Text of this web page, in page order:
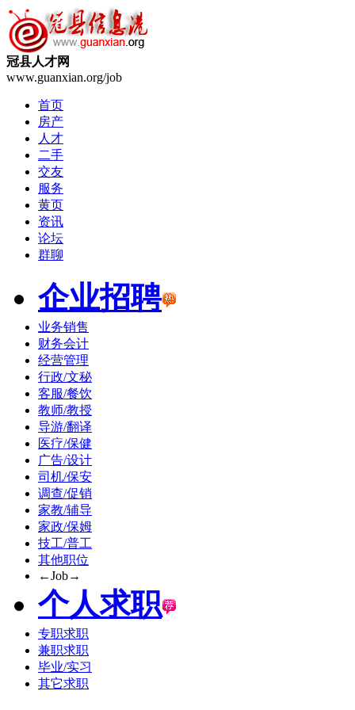
冠县人才网
www.guanxian.org/job
首页
房产
人才
二手
交友
服务
黄页
资讯
论坛
群聊
企业招聘
业务销售
财务会计
经营管理
行政/文秘
客服/餐饮
教师/教授
导游/翻译
医疗/保健
广告/设计
司机/保安
调查/促销
家教/辅导
家政/保姆
技工/普工
其他职位
←Job→
个人求职
专职求职
兼职求职
毕业/实习
其它求职